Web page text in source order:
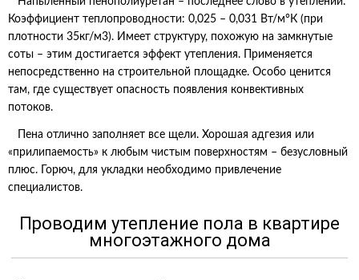
Коэффициент теплопроводности: 0,025 – 0,031 Вт/м°К (при
плотности 35кг/м3). Имеет структуру, похожую на замкнутые
соты – этим достигается эффект утепления. Применяется
непосредственно на строительной площадке. Особо ценится
там, где существует опасность появления конвективных
потоков.
Пена отлично заполняет все щели. Хорошая адгезия или
«прилипаемость» к любым чистым поверхностям – безусловный
плюс. Горюч, для укладки необходимо привлечение
специалистов.
Проводим утепление пола в квартире
многоэтажного дома